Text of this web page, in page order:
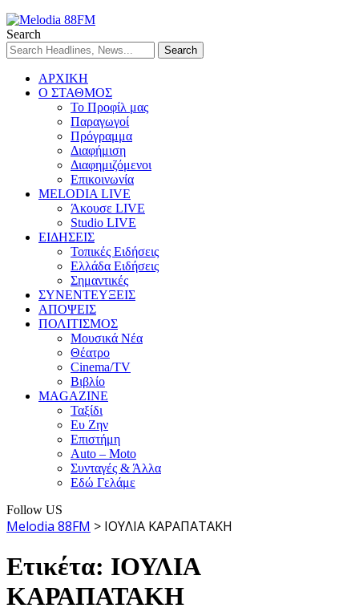
Search
ΑΡΧΙΚΗ
Ο ΣΤΑΘΜΟΣ
Το Προφίλ μας
Παραγωγοί
Πρόγραμμα
Διαφήμιση
Διαφημιζόμενοι
Επικοινωνία
MELODIA LIVE
Άκουσε LIVE
Studio LIVE
ΕΙΔΗΣΕΙΣ
Τοπικές Ειδήσεις
Ελλάδα Ειδήσεις
Σημαντικές
ΣΥΝΕΝΤΕΥΞΕΙΣ
ΑΠΟΨΕΙΣ
ΠΟΛΙΤΙΣΜΟΣ
Μουσικά Νέα
Θέατρο
Cinema/TV
Βιβλίο
MAGAZINE
Ταξίδι
Ευ Ζην
Επιστήμη
Auto – Moto
Συνταγές & Άλλα
Εδώ Γελάμε
Follow US
Melodia 88FM > ΙΟΥΛΙΑ ΚΑΡΑΠΑΤΑΚΗ
Ετικέτα: ΙΟΥΛΙΑ
ΚΑΡΑΠΑΤΑΚΗ